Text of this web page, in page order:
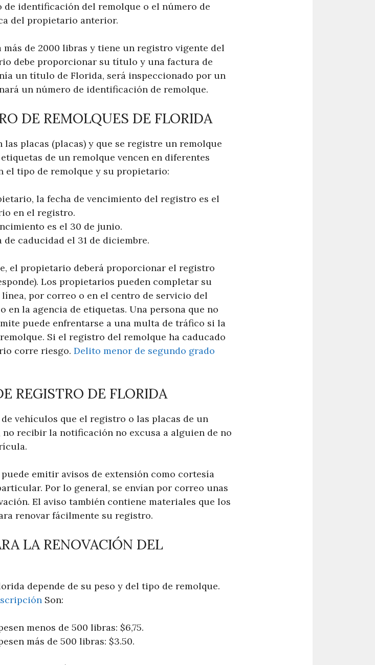
identificación del remolque o el número de
del propietario anterior.
de 2000 libras y tiene un registro vigente del
debe proporcionar su título y una factura de
un título de Florida, será inspeccionado por un
un número de identificación de remolque.
DE REMOLQUES DE FLORIDA
placas (placas) y que se registre un remolque
de un remolque vencen en diferentes
el tipo de remolque y su propietario:
la fecha de vencimiento del registro es el
en el registro.
es el 30 de junio.
caducidad el 31 de diciembre.
el propietario deberá proporcionar el registro
Los propietarios pueden completar su
por correo o en el centro de servicio del
en la agencia de etiquetas. Una persona que no
puede enfrentarse a una multa de tráfico si la
Si el registro del remolque ha caducado
corre riesgo. Delito menor de segundo grado
REGISTRO DE FLORIDA
vehículos que el registro o las placas de un
recibir la notificación no excusa a alguien de no
emitir avisos de extensión como cortesía
Por lo general, se envían por correo unas
El aviso también contiene materiales que los
renovar fácilmente su registro.
LA RENOVACIÓN DEL
depende de su peso y del tipo de remolque.
Son:
menos de 500 libras: $6,75.
más de 500 libras: $3.50.